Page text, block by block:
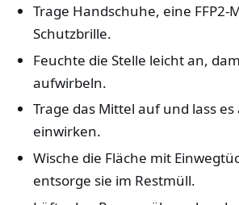
Trage Handschuhe, eine FFP2-
Schutzbrille.
Feuchte die Stelle leicht an,
aufwirbeln.
Trage das Mittel auf und lass
einwirken.
Wische die Fläche mit
entsorge sie im Restmüll.